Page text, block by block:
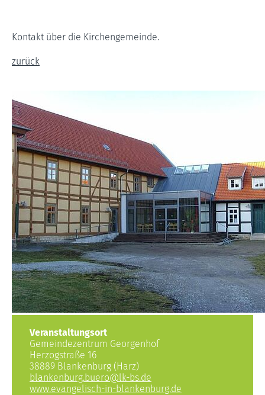
Kontakt über die Kirchengemeinde.
zurück
Veranstaltungsort
Gemeindezentrum Georgenhof
Herzogstraße 16
38889 Blankenburg (Harz)
blankenburg.buero@lk-bs.de
www.evangelisch-in-blankenburg.de